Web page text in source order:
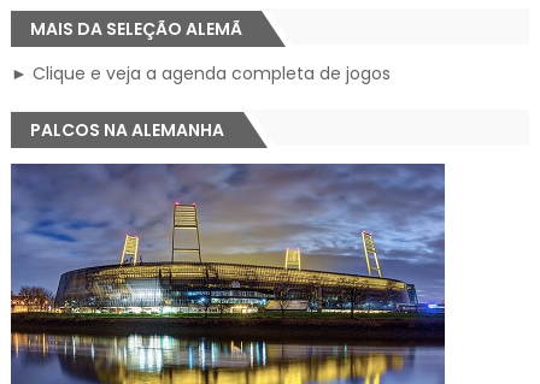
MAIS DA SELEÇÃO ALEMÃ
► Clique e veja a agenda completa de jogos
PALCOS NA ALEMANHA